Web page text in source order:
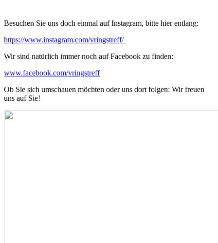
Besuchen Sie uns doch einmal auf Instagram, bitte hier entlang:
https://www.instagram.com/vringstreff/
Wir sind natürlich immer noch auf Facebook zu finden:
www.facebook.com/vringstreff
Ob Sie sich umschauen möchten oder uns dort folgen: Wir freuen
uns auf Sie!